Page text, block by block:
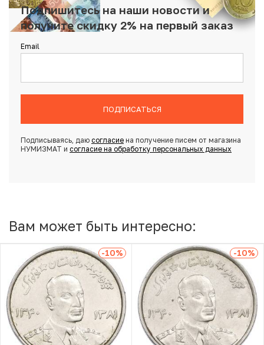
Подпишитесь на наши новости и
получите скидку 2% на первый заказ
Email
ПОДПИСАТЬСЯ
Подписываясь, даю согласиена получение писем от магазина
НУМИЗМАТ и согласие на обработку персональных данных
Вам может быть интересно:
-10% -10%